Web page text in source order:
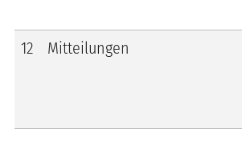
12 Mitteilungen